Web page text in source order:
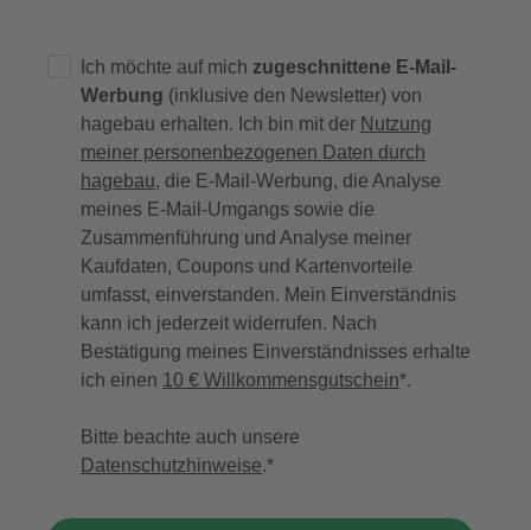
Ich möchte auf mich zugeschnittene E-Mail-
Werbung (inklusive den Newsletter) von
hagebau erhalten. Ich bin mit der Nutzung
meiner personenbezogenen Daten durch
hagebau, die E-Mail-Werbung, die Analyse
meines E-Mail-Umgangs sowie die
Zusammenführung und Analyse meiner
Kaufdaten, Coupons und Kartenvorteile
umfasst, einverstanden. Mein Einverständnis
kann ich jederzeit widerrufen. Nach
Bestätigung meines Einverständnisses erhalte
ich einen 10 € Willkommensgutschein*.
Bitte beachte auch unsere
Datenschutzhinweise.